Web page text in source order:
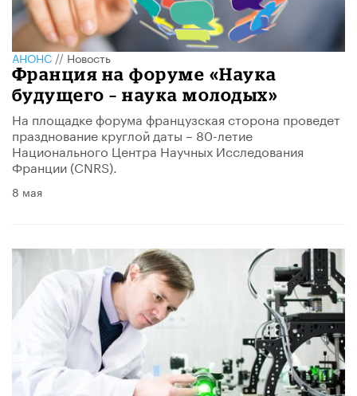
АНОНС//Новость
Франция на форуме «Наука
будущего – наука молодых»
На площадке форума французская сторона проведет
празднование круглой даты – 80-летие
Национального Центра Научных Исследования
Франции (CNRS).
8 мая